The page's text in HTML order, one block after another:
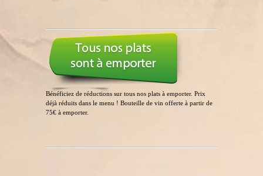
Bénéficiez de réductions sur tous nos plats à emporter. Prix
déjà réduits dans le menu ! Bouteille de vin offerte à partir de
75€ à emporter.